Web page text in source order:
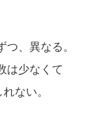
、異なる。
は少なくて
ない。